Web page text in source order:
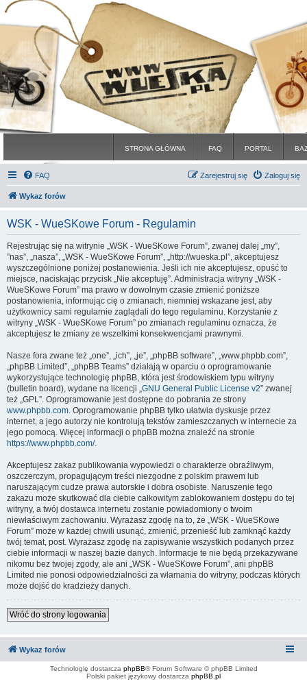
STRONA GŁÓWNA FAQ PORTAL
FAQ Zaloguj się
Zarejestruj się
Wykaz forów
WSK - WueSKowe Forum - Regulamin
Rejestrując się na witrynie „WSK - WueSKowe Forum”, zwanej dalej „my”,
”nas”, „nasza”, „WSK - WueSKowe Forum”, „http://wueska.pl”, akceptujesz
wyszczególnione poniżej postanowienia. Jeśli ich nie akceptujesz, opuść to
miejsce, naciskając przycisk „Nie akceptuję”. Administracja witryny „WSK -
WueSKowe Forum” ma prawo w dowolnym czasie zmienić poniższe
postanowienia, informując cię o zmianach, niemniej wskazane jest, aby
użytkownicy sami regularnie zaglądali do tego regulaminu. Korzystanie z
witryny „WSK - WueSKowe Forum” po zmianach regulaminu oznacza, że
akceptujesz te zmiany ze wszelkimi konsekwencjami prawnymi.
Nasze fora zwane też „one”, „ich”, „je”, „phpBB software”, „www.phpbb.com”,
„phpBB Limited”, „phpBB Teams” działają w oparciu o oprogramowanie
wykorzystujące technologię phpBB, która jest środowiskiem typu witryny
(bulletin board), wydane na licencji „GNU General Public License v2” zwanej
też „GPL”. Oprogramowanie jest dostępne do pobrania ze strony
www.phpbb.com. Oprogramowanie phpBB tylko ułatwia dyskusje przez
internet, a jego autorzy nie kontrolują tekstów zamieszczanych w internecie za
jego pomocą. Więcej informacji o phpBB można znaleźć na stronie
https://www.phpbb.com/.
Akceptujesz zakaz publikowania wypowiedzi o charakterze obraźliwym,
oszczerczym, propagującym treści niezgodne z polskim prawem lub
naruszającym cudze prawa autorskie i dobra osobiste. Naruszenie tego
zakazu może skutkować dla ciebie całkowitym zablokowaniem dostępu do tej
witryny, a twój dostawca internetu zostanie powiadomiony o twoim
niewłaściwym zachowaniu. Wyrażasz zgodę na to, że „WSK - WueSKowe
Forum” może w każdej chwili usunąć, zmienić, przenieść lub zamknąć każdy
twój temat, post. Wyrażasz zgodę na zapisywanie wszystkich podanych przez
ciebie informacji w naszej bazie danych. Informacje te nie będą przekazywane
nikomu bez twojej zgody, ale ani „WSK - WueSKowe Forum”, ani phpBB
Limited nie ponosi odpowiedzialności za włamania do witryny, podczas których
może dojść do kradzieży danych.
Wróć do strony logowania
Wykaz forów
Technologię dostarcza phpBB® Forum Software © phpBB Limited
Polski pakiet językowy dostarcza phpBB.pl